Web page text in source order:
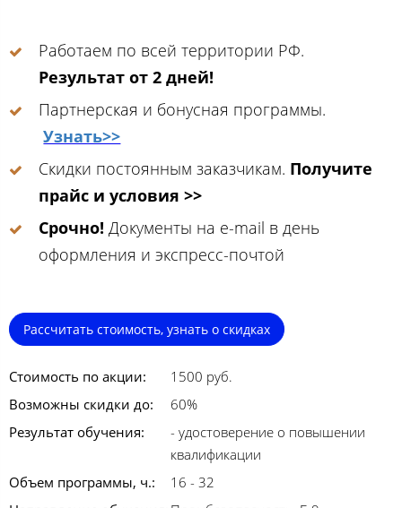
Работаем по всей территории РФ.
Результат от 2 дней!
Партнерская и бонусная программы.
Узнать>>
Скидки постоянным заказчикам. Получите
прайс и условия >>
Срочно! Документы на e-mail в день
оформления и экспресс-почтой
Рассчитать стоимость, узнать о скидках
Стоимость по акции:
1500 руб.
Возможны скидки до:
60%
Результат обучения:
- удостоверение о повышении
квалификации
Объем программы, ч.:
16 - 32